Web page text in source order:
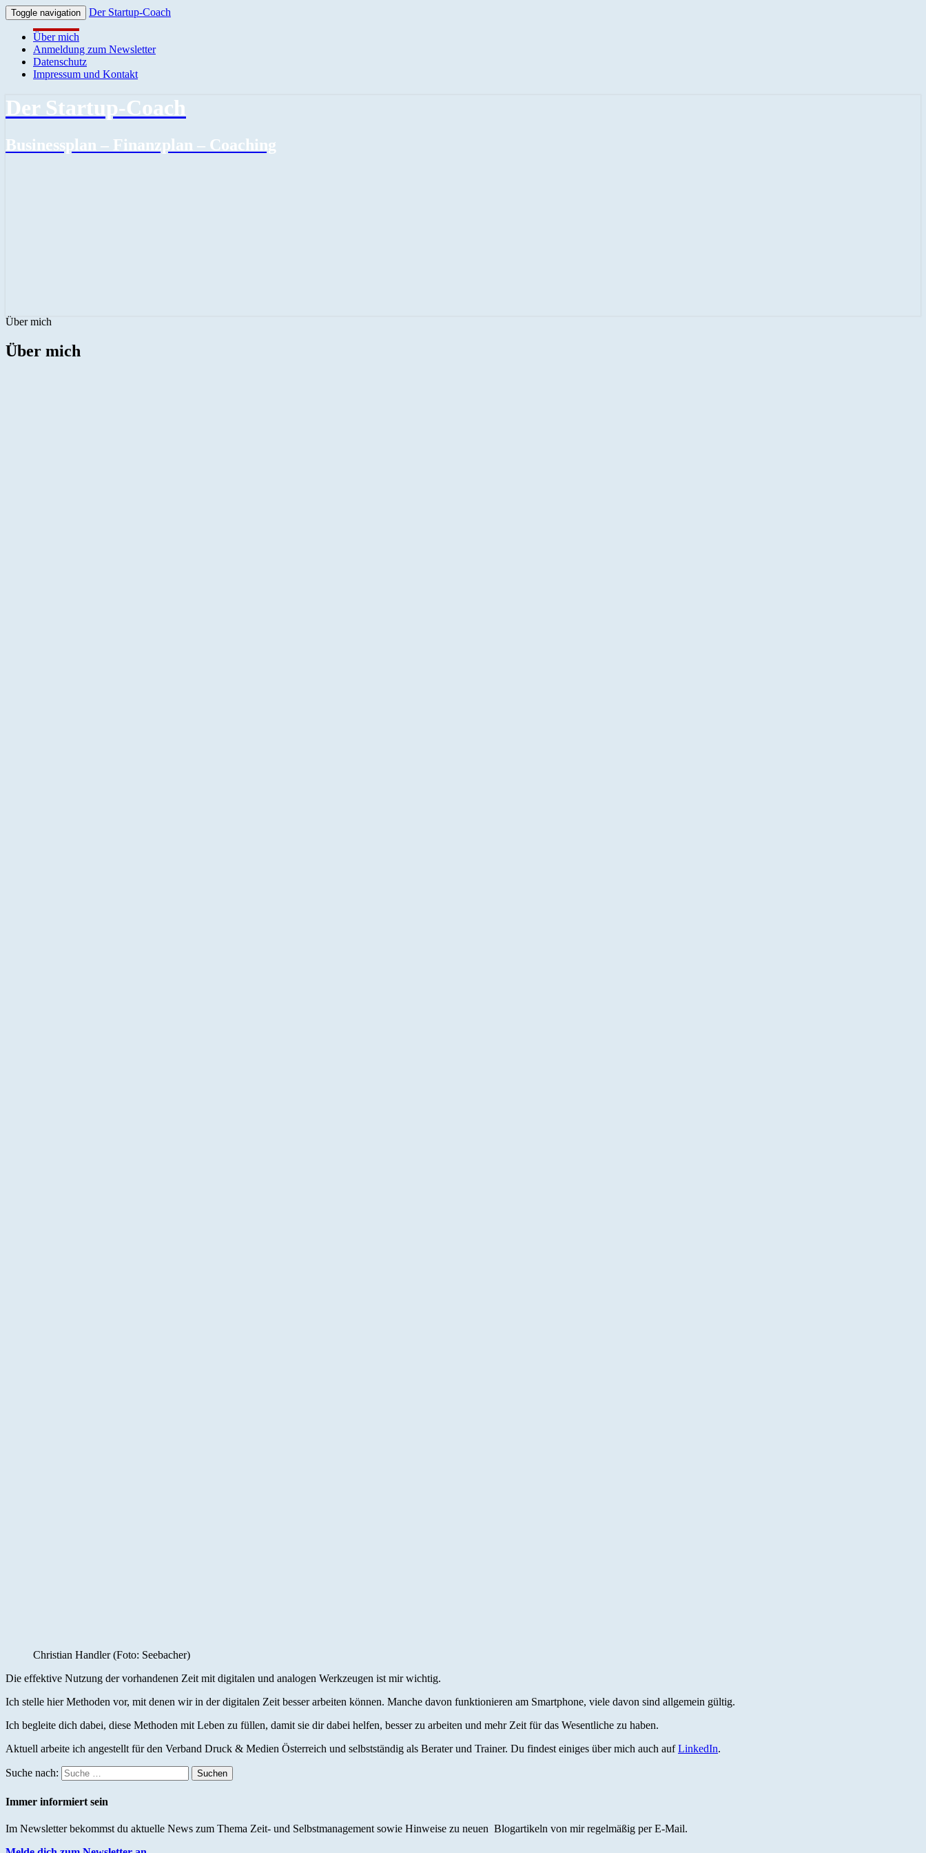
Toggle navigation Der Startup-Coach
Über mich
Anmeldung zum Newsletter
Datenschutz
Impressum und Kontakt
Der Startup-Coach
Businessplan – Finanzplan – Coaching
Über mich
Über mich
Christian Handler (Foto: Seebacher)
Die effektive Nutzung der vorhandenen Zeit mit digitalen und analogen Werkzeugen ist mir wichtig.
Ich stelle hier Methoden vor, mit denen wir in der digitalen Zeit besser arbeiten können. Manche davon funktionieren am Smartphone, viele davon sind allgemein gültig.
Ich begleite dich dabei, diese Methoden mit Leben zu füllen, damit sie dir dabei helfen, besser zu arbeiten und mehr Zeit für das Wesentliche zu haben.
Aktuell arbeite ich angestellt für den Verband Druck & Medien Österreich und selbstständig als Berater und Trainer. Du findest einiges über mich auch aufLinkedIn.
Suche nach: Suchen
Immer informiert sein
Im Newsletter bekommst du aktuelle News zum Thema Zeit- und Selbstmanagement sowie Hinweise zu neuen Blogartikeln von mir regelmäßig per E-Mail.